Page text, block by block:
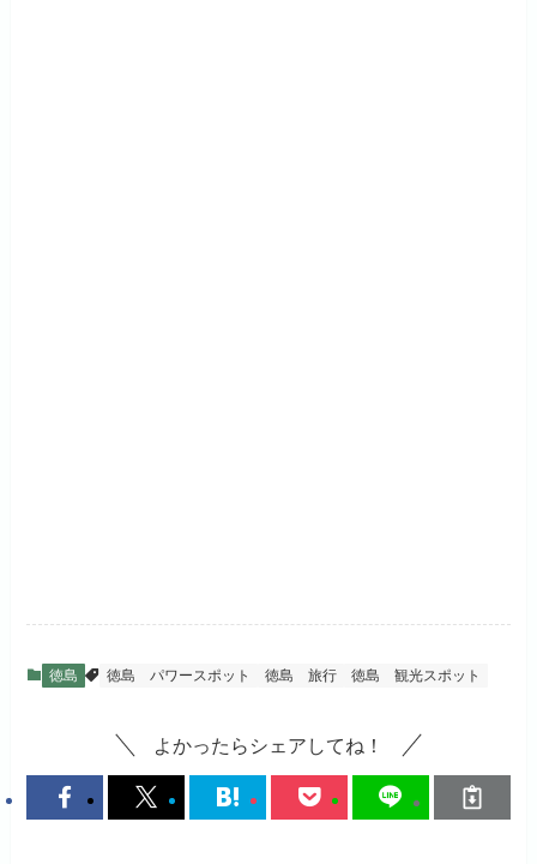
徳島 徳島 パワースポット 徳島 旅行 徳島 観光スポット
よかったらシェアしてね！